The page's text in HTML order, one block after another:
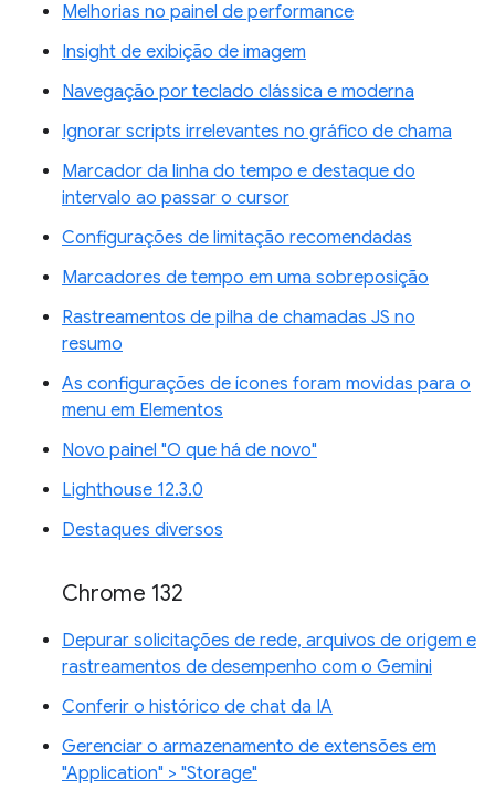
Melhorias no painel de performance
Insight de exibição de imagem
Navegação por teclado clássica e moderna
Ignorar scripts irrelevantes no gráfico de chama
Marcador da linha do tempo e destaque do
intervalo ao passar o cursor
Configurações de limitação recomendadas
Marcadores de tempo em uma sobreposição
Rastreamentos de pilha de chamadas JS no
resumo
As configurações de ícones foram movidas para o
menu em Elementos
Novo painel "O que há de novo"
Lighthouse 12.3.0
Destaques diversos
Chrome 132
Depurar solicitações de rede, arquivos de origem e
rastreamentos de desempenho com o Gemini
Conferir o histórico de chat da IA
Gerenciar o armazenamento de extensões em
"Application" > "Storage"